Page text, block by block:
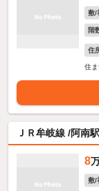
敷/
階
住
住
ＪＲ牟岐線 /阿南
8
敷/